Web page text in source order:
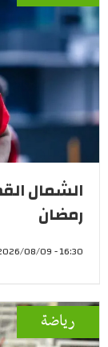
الشمال
رمضان
16:30 - 2026/08/09
رياضة